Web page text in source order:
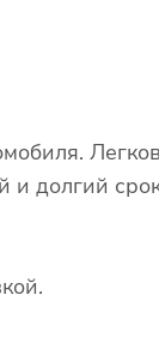
и долгий